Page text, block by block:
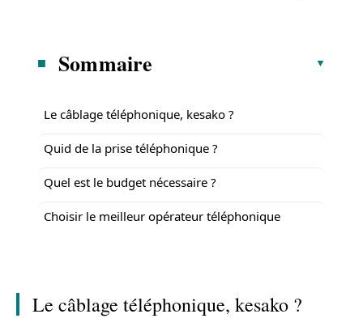
Sommaire
Le câblage téléphonique, kesako ?
Quid de la prise téléphonique ?
Quel est le budget nécessaire ?
Choisir le meilleur opérateur téléphonique
Le câblage téléphonique, kesako ?